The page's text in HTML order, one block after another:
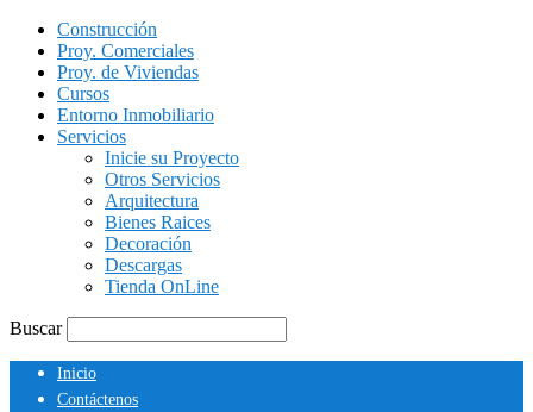
Construcción
Proy. Comerciales
Proy. de Viviendas
Cursos
Entorno Inmobiliario
Servicios
Inicie su Proyecto
Otros Servicios
Arquitectura
Bienes Raices
Decoración
Descargas
Tienda OnLine
Buscar
Inicio
Contáctenos